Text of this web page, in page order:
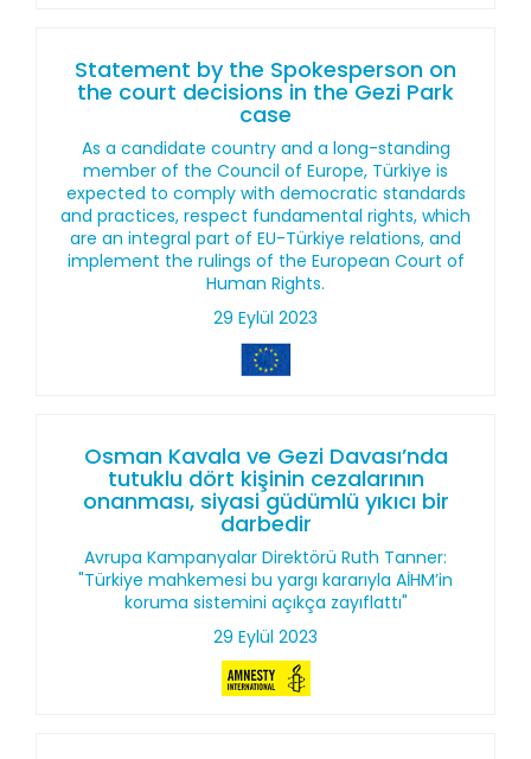
Statement by the Spokesperson on
the court decisions in the Gezi Park
case
As a candidate country and a long-standing
member of the Council of Europe, Türkiye is
expected to comply with democratic standards
and practices, respect fundamental rights, which
are an integral part of EU-Türkiye relations, and
implement the rulings of the European Court of
Human Rights.
29 Eylül 2023
Osman Kavala ve Gezi Davası’nda
tutuklu dört kişinin cezalarının
onanması, siyasi güdümlü yıkıcı bir
darbedir
Avrupa Kampanyalar Direktörü Ruth Tanner:
"Türkiye mahkemesi bu yargı kararıyla AİHM’in
koruma sistemini açıkça zayıflattı"
29 Eylül 2023